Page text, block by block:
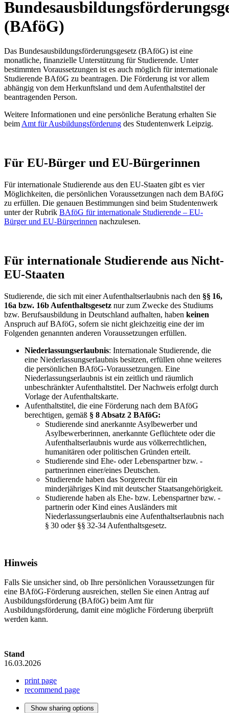
(BAföG)
Das Bundesausbildungsförderungsgesetz (BAföG) ist eine
monatliche, finanzielle Unterstützung für Studierende. Unter
bestimmten Voraussetzungen ist es auch möglich für internationale
Studierende BAföG zu beantragen. Die Förderung ist vor allem
abhängig von dem Herkunftsland und dem Aufenthaltstitel der
beantragenden Person.
Weitere Informationen und eine persönliche Beratung erhalten Sie
beim Amt für Ausbildungsförderung des Studentenwerk Leipzig.
Für EU-Bürger und EU-Bürgerinnen
Für internationale Studierende aus den EU-Staaten gibt es vier
Möglichkeiten, die persönlichen Voraussetzungen nach dem BAföG
zu erfüllen. Die genauen Bestimmungen sind beim Studentenwerk
unter der Rubrik BAföG für internationale Studierende – EU-
Bürger und EU-Bürgerinnen nachzulesen.
Für internationale Studierende aus Nicht-
EU-Staaten
Studierende, die sich mit einer Aufenthaltserlaubnis nach den §§ 16,
16a bzw. 16b Aufenthaltsgesetz nur zum Zwecke des Studiums
bzw. Berufsausbildung in Deutschland aufhalten, haben keinen
Anspruch auf BAföG, sofern sie nicht gleichzeitig eine der im
Folgenden genannten anderen Voraussetzungen erfüllen.
Niederlassungserlaubnis: Internationale Studierende, die
eine Niederlassungserlaubnis besitzen, erfüllen ohne weiteres
die persönlichen BAföG-Voraussetzungen. Eine
Niederlassungserlaubnis ist ein zeitlich und räumlich
unbeschränkter Aufenthaltstitel. Der Nachweis erfolgt durch
Vorlage der Aufenthaltskarte.
Aufenthaltstitel, die eine Förderung nach dem BAföG
berechtigen, gemäß § 8 Absatz 2 BAföG:
Studierende sind anerkannte Asylbewerber und
Asylbewerberinnen, anerkannte Geflüchtete oder die
Aufenthaltserlaubnis wurde aus völkerrechtlichen,
humanitären oder politischen Gründen erteilt.
Studierende sind Ehe- oder Lebenspartner bzw. -
partnerinnen einer/eines Deutschen.
Studierende haben das Sorgerecht für ein
minderjähriges Kind mit deutscher Staatsangehörigkeit.
Studierende haben als Ehe- bzw. Lebenspartner bzw. -
partnerin oder Kind eines Ausländers mit
Niederlassungserlaubnis eine Aufenthaltserlaubnis nach
§ 30 oder §§ 32-34 Aufenthaltsgesetz.
Hinweis
Falls Sie unsicher sind, ob Ihre persönlichen Voraussetzungen für
eine BAföG-Förderung ausreichen, stellen Sie einen Antrag auf
Ausbildungsförderung (BAföG) beim Amt für
Ausbildungsförderung, damit eine mögliche Förderung überprüft
werden kann.
Stand
16.03.2026
print page
recommend page
Show sharing options